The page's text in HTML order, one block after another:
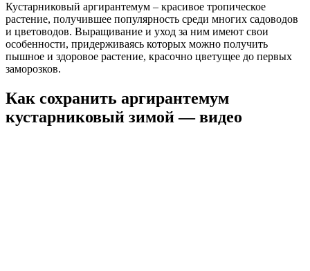
Кустарниковый аргирантемум – красивое тропическое
растение, получившее популярность среди многих садоводов
и цветоводов. Выращивание и уход за ним имеют свои
особенности, придерживаясь которых можно получить
пышное и здоровое растение, красочно цветущее до первых
заморозков.
Как сохранить аргирантемум
кустарниковый зимой — видео